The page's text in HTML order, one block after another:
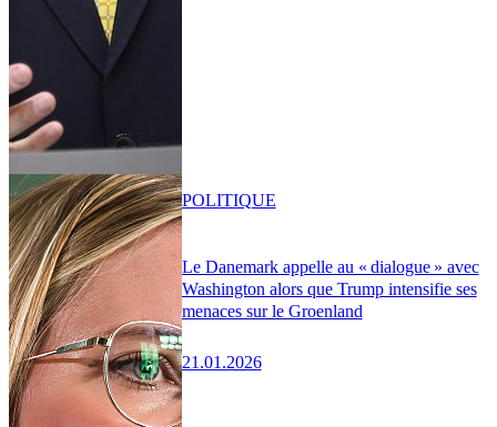
Le Danemark appelle au « dialogue » avec
Washington alors que Trump intensifie ses
menaces sur le Groenland
21.01.2026
POLITIQUE